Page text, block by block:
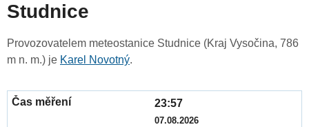
Studnice
Provozovatelem meteostanice Studnice (Kraj Vysočina, 786
m n. m.) je Karel Novotný.
23:57
07.08.2026